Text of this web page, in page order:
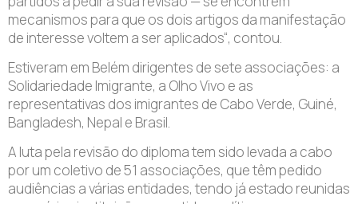
mecanismos para que os dois artigos da manifestação
de interesse voltem a ser aplicados“, contou.
Estiveram em Belém dirigentes de sete associações: a
Solidariedade Imigrante, a Olho Vivo e as
representativas dos imigrantes de Cabo Verde, Guiné,
Bangladesh, Nepal e Brasil.
A luta pela revisão do diploma tem sido levada a cabo
por um coletivo de 51 associações, que têm pedido
audiências a várias entidades, tendo já estado reunidas